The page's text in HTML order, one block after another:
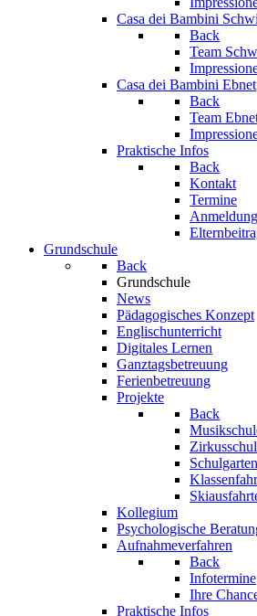
Casa dei Bambini
Back
Team
Casa dei Bambini Ebnet
Back
Team
Praktische Infos
Back
Kontakt
Termine
Anmeldung
Grundschule
Back
Grundschule
News
Pädagogisches Konzept
Englischunterricht
Digitales Lernen
Ganztagsbetreuung
Ferienbetreuung
Projekte
Back
Schulgarten
Kollegium
Psychologische
Aufnahmeverfahren
Back
Infotermine
Ihre
Praktische Infos